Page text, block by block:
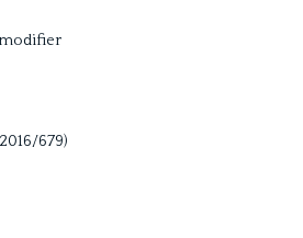
modifier
679)